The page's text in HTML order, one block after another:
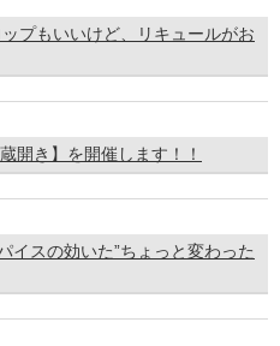
プもいいけど、リキュールがお
開き】を開催します！！
イスの効いた”ちょっと変わった